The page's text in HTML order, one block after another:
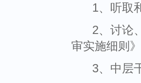
1、听取
2、讨论
审实施细则》
3、中层